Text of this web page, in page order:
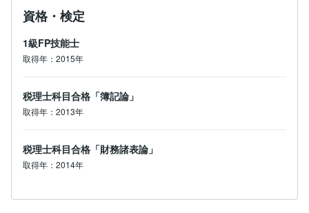
資格・検定
1級FP技能士
取得年：2015年
税理士科目合格「簿記論」
取得年：2013年
税理士科目合格「財務諸表論」
取得年：2014年